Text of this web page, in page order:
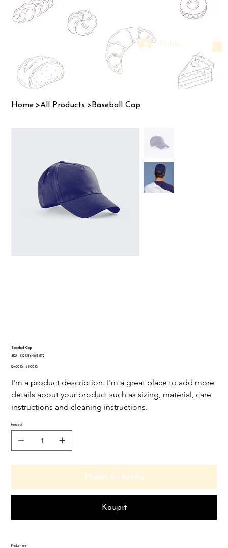
Přihlásit se
Home >All Products > Baseball Cap
Baseball Cap
SKU:
SKU
632835642834572
Původní
129,00 Kč
Zvýhodněná
68,00 Kč
I'm a product description. I'm a great place to add more
details about your product such as sizing, material, care
instructions and cleaning instructions.
Množství
Přidat do košíku
Koupit
Product Info